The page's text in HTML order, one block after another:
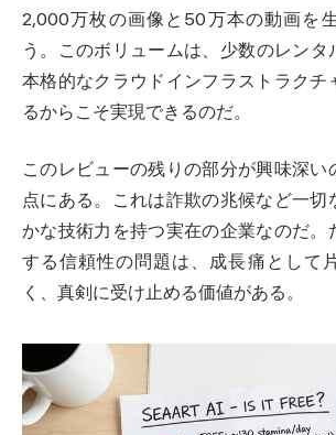
2,000万枚の画像と50万本の動画を
う。このボリュームは、少数のレンタ
本格的なクラウドインフラストラクチ
るからこそ実現できるのだ。
このレビューの残りの部分が興味深い
点にある。これは詐欺の兆候など一切
かな技術力を持つ実在の企業なのだ。
する信頼性の問題は、成長痛として
く、真剣に受け止める価値がある。